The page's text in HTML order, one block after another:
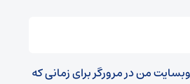
من در مرورگر برای زمانی که